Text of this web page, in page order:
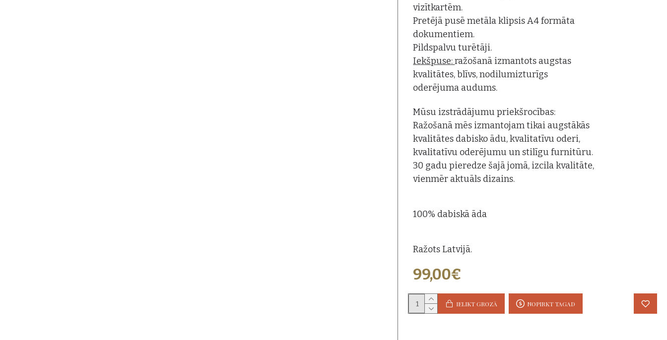
vizītkartēm.
Pretējā pusē metāla klipsis A4 formāta
dokumentiem.
Pildspalvu turētāji.
Iekšpuse:ražošanā izmantots augstas
kvalitātes, blīvs, nodilumizturīgs
oderējuma audums.
Mūsu izstrādājumu priekšrocības:
Ražošanā mēs izmantojam tikai augstākās
kvalitātes dabisko ādu, kvalitatīvu oderi,
kvalitatīvu oderējumu un stilīgu furnitūru.
30 gadu pieredze šajā jomā, izcila kvalitāte,
vienmēr aktuāls dizains.
100% dabiskā āda
Ražots Latvijā.
99,00€
IELIKT GROZĀ NOPIRKT TAGAD